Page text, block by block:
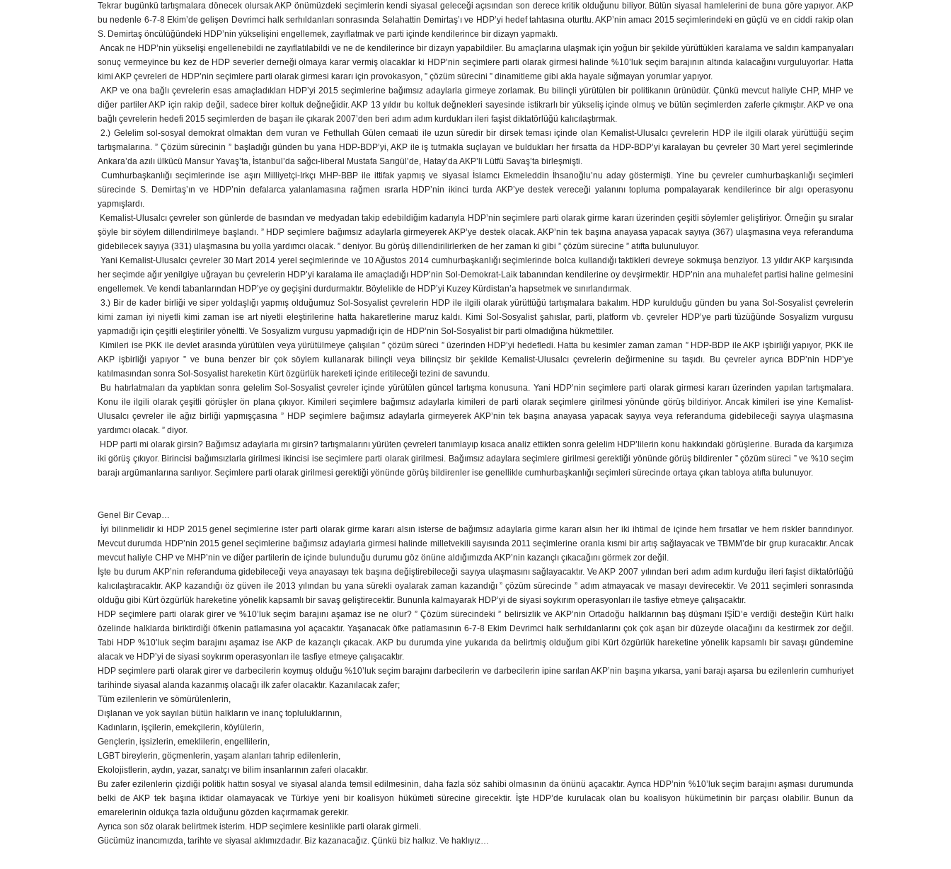
Tekrar bugünkü tartışmalara dönecek olursak AKP önümüzdeki seçimlerin kendi siyasal geleceği açısından son derece kritik olduğunu biliyor. Bütün siyasal hamlelerini de buna göre yapıyor. AKP
bu nedenle 6-7-8 Ekim’de gelişen Devrimci halk serhıldanları sonrasında Selahattin Demirtaş’ı ve HDP’yi hedef tahtasına oturttu. AKP’nin amacı 2015 seçimlerindeki en güçlü ve en ciddi rakip olan
S. Demirtaş öncülüğündeki HDP’nin yükselişini engellemek, zayıflatmak ve parti içinde kendilerince bir dizayn yapmaktı.
Ancak ne HDP’nin yükselişi engellenebildi ne zayıflatılabildi ve ne de kendilerince bir dizayn yapabildiler. Bu amaçlarına ulaşmak için yoğun bir şekilde yürüttükleri karalama ve saldırı kampanyaları
sonuç vermeyince bu kez de HDP severler derneği olmaya karar vermiş olacaklar ki HDP’nin seçimlere parti olarak girmesi halinde %10’luk seçim barajının altında kalacağını vurguluyorlar. Hatta
kimi AKP çevreleri de HDP’nin seçimlere parti olarak girmesi kararı için provokasyon, ” çözüm sürecini ” dinamitleme gibi akla hayale sığmayan yorumlar yapıyor.
AKP ve ona bağlı çevrelerin esas amaçladıkları HDP’yi 2015 seçimlerine bağımsız adaylarla girmeye zorlamak. Bu bilinçli yürütülen bir politikanın ürünüdür. Çünkü mevcut haliyle CHP, MHP ve
diğer partiler AKP için rakip değil, sadece birer koltuk değneğidir. AKP 13 yıldır bu koltuk değnekleri sayesinde istikrarlı bir yükseliş içinde olmuş ve bütün seçimlerden zaferle çıkmıştır. AKP ve ona
bağlı çevrelerin hedefi 2015 seçimlerden de başarı ile çıkarak 2007’den beri adım adım kurdukları ileri faşist diktatörlüğü kalıcılaştırmak.
2.) Gelelim sol-sosyal demokrat olmaktan dem vuran ve Fethullah Gülen cemaati ile uzun süredir bir dirsek teması içinde olan Kemalist-Ulusalcı çevrelerin HDP ile ilgili olarak yürüttüğü seçim
tartışmalarına. ” Çözüm sürecinin ” başladığı günden bu yana HDP-BDP’yi, AKP ile iş tutmakla suçlayan ve buldukları her fırsatta da HDP-BDP’yi karalayan bu çevreler 30 Mart yerel seçimlerinde
Ankara’da azılı ülkücü Mansur Yavaş’ta, İstanbul’da sağcı-liberal Mustafa Sarıgül’de, Hatay’da AKP’li Lütfü Savaş’ta birleşmişti.
Cumhurbaşkanlığı seçimlerinde ise aşırı Milliyetçi-Irkçı MHP-BBP ile ittifak yapmış ve siyasal İslamcı Ekmeleddin İhsanoğlu’nu aday göstermişti. Yine bu çevreler cumhurbaşkanlığı seçimleri
sürecinde S. Demirtaş’ın ve HDP’nin defalarca yalanlamasına rağmen ısrarla HDP’nin ikinci turda AKP’ye destek vereceği yalanını topluma pompalayarak kendilerince bir algı operasyonu
yapmışlardı.
Kemalist-Ulusalcı çevreler son günlerde de basından ve medyadan takip edebildiğim kadarıyla HDP’nin seçimlere parti olarak girme kararı üzerinden çeşitli söylemler geliştiriyor. Örneğin şu sıralar
şöyle bir söylem dillendirilmeye başlandı. ” HDP seçimlere bağımsız adaylarla girmeyerek AKP’ye destek olacak. AKP’nin tek başına anayasa yapacak sayıya (367) ulaşmasına veya referanduma
gidebilecek sayıya (331) ulaşmasına bu yolla yardımcı olacak. ” deniyor. Bu görüş dillendirilirlerken de her zaman ki gibi ” çözüm sürecine ” atıfta bulunuluyor.
Yani Kemalist-Ulusalcı çevreler 30 Mart 2014 yerel seçimlerinde ve 10 Ağustos 2014 cumhurbaşkanlığı seçimlerinde bolca kullandığı taktikleri devreye sokmuşa benziyor. 13 yıldır AKP karşısında
her seçimde ağır yenilgiye uğrayan bu çevrelerin HDP’yi karalama ile amaçladığı HDP’nin Sol-Demokrat-Laik tabanından kendilerine oy devşirmektir. HDP’nin ana muhalefet partisi haline gelmesini
engellemek. Ve kendi tabanlarından HDP’ye oy geçişini durdurmaktır. Böylelikle de HDP’yi Kuzey Kürdistan’a hapsetmek ve sınırlandırmak.
3.) Bir de kader birliği ve siper yoldaşlığı yapmış olduğumuz Sol-Sosyalist çevrelerin HDP ile ilgili olarak yürüttüğü tartışmalara bakalım. HDP kurulduğu günden bu yana Sol-Sosyalist çevrelerin
kimi zaman iyi niyetli kimi zaman ise art niyetli eleştirilerine hatta hakaretlerine maruz kaldı. Kimi Sol-Sosyalist şahıslar, parti, platform vb. çevreler HDP’ye parti tüzüğünde Sosyalizm vurgusu
yapmadığı için çeşitli eleştiriler yöneltti. Ve Sosyalizm vurgusu yapmadığı için de HDP’nin Sol-Sosyalist bir parti olmadığına hükmettiler.
Kimileri ise PKK ile devlet arasında yürütülen veya yürütülmeye çalışılan ” çözüm süreci ” üzerinden HDP’yi hedefledi. Hatta bu kesimler zaman zaman ” HDP-BDP ile AKP işbirliği yapıyor, PKK ile
AKP işbirliği yapıyor ” ve buna benzer bir çok söylem kullanarak bilinçli veya bilinçsiz bir şekilde Kemalist-Ulusalcı çevrelerin değirmenine su taşıdı. Bu çevreler ayrıca BDP’nin HDP’ye
katılmasından sonra Sol-Sosyalist hareketin Kürt özgürlük hareketi içinde eritileceği tezini de savundu.
Bu hatırlatmaları da yaptıktan sonra gelelim Sol-Sosyalist çevreler içinde yürütülen güncel tartışma konusuna. Yani HDP’nin seçimlere parti olarak girmesi kararı üzerinden yapılan tartışmalara.
Konu ile ilgili olarak çeşitli görüşler ön plana çıkıyor. Kimileri seçimlere bağımsız adaylarla kimileri de parti olarak seçimlere girilmesi yönünde görüş bildiriyor. Ancak kimileri ise yine Kemalist-
Ulusalcı çevreler ile ağız birliği yapmışçasına ” HDP seçimlere bağımsız adaylarla girmeyerek AKP’nin tek başına anayasa yapacak sayıya veya referanduma gidebileceği sayıya ulaşmasına
yardımcı olacak. ” diyor.
HDP parti mi olarak girsin? Bağımsız adaylarla mı girsin? tartışmalarını yürüten çevreleri tanımlayıp kısaca analiz ettikten sonra gelelim HDP’lilerin konu hakkındaki görüşlerine. Burada da karşımıza
iki görüş çıkıyor. Birincisi bağımsızlarla girilmesi ikincisi ise seçimlere parti olarak girilmesi. Bağımsız adaylara seçimlere girilmesi gerektiği yönünde görüş bildirenler ” çözüm süreci ” ve %10 seçim
barajı argümanlarına sarılıyor. Seçimlere parti olarak girilmesi gerektiği yönünde görüş bildirenler ise genellikle cumhurbaşkanlığı seçimleri sürecinde ortaya çıkan tabloya atıfta bulunuyor.
Genel Bir Cevap…
İyi bilinmelidir ki HDP 2015 genel seçimlerine ister parti olarak girme kararı alsın isterse de bağımsız adaylarla girme kararı alsın her iki ihtimal de içinde hem fırsatlar ve hem riskler barındırıyor.
Mevcut durumda HDP’nin 2015 genel seçimlerine bağımsız adaylarla girmesi halinde milletvekili sayısında 2011 seçimlerine oranla kısmi bir artış sağlayacak ve TBMM’de bir grup kuracaktır. Ancak
mevcut haliyle CHP ve MHP’nin ve diğer partilerin de içinde bulunduğu durumu göz önüne aldığımızda AKP’nin kazançlı çıkacağını görmek zor değil.
İşte bu durum AKP’nin referanduma gidebileceği veya anayasayı tek başına değiştirebileceği sayıya ulaşmasını sağlayacaktır. Ve AKP 2007 yılından beri adım adım kurduğu ileri faşist diktatörlüğü
kalıcılaştıracaktır. AKP kazandığı öz güven ile 2013 yılından bu yana sürekli oyalarak zaman kazandığı ” çözüm sürecinde ” adım atmayacak ve masayı devirecektir. Ve 2011 seçimleri sonrasında
olduğu gibi Kürt özgürlük hareketine yönelik kapsamlı bir savaş geliştirecektir. Bununla kalmayarak HDP’yi de siyasi soykırım operasyonları ile tasfiye etmeye çalışacaktır.
HDP seçimlere parti olarak girer ve %10’luk seçim barajını aşamaz ise ne olur? ” Çözüm sürecindeki ” belirsizlik ve AKP’nin Ortadoğu halklarının baş düşmanı IŞİD’e verdiği desteğin Kürt halkı
özelinde halklarda biriktirdiği öfkenin patlamasına yol açacaktır. Yaşanacak öfke patlamasının 6-7-8 Ekim Devrimci halk serhıldanlarını çok çok aşan bir düzeyde olacağını da kestirmek zor değil.
Tabi HDP %10’luk seçim barajını aşamaz ise AKP de kazançlı çıkacak. AKP bu durumda yine yukarıda da belirtmiş olduğum gibi Kürt özgürlük hareketine yönelik kapsamlı bir savaşı gündemine
alacak ve HDP’yi de siyasi soykırım operasyonları ile tasfiye etmeye çalışacaktır.
HDP seçimlere parti olarak girer ve darbecilerin koymuş olduğu %10’luk seçim barajını darbecilerin ve darbecilerin ipine sarılan AKP’nin başına yıkarsa, yani barajı aşarsa bu ezilenlerin cumhuriyet
tarihinde siyasal alanda kazanmış olacağı ilk zafer olacaktır. Kazanılacak zafer;
Tüm ezilenlerin ve sömürülenlerin,
Dışlanan ve yok sayılan bütün halkların ve inanç topluluklarının,
Kadınların, işçilerin, emekçilerin, köylülerin,
Gençlerin, işsizlerin, emeklilerin, engellilerin,
LGBT bireylerin, göçmenlerin, yaşam alanları tahrip edilenlerin,
Ekolojistlerin, aydın, yazar, sanatçı ve bilim insanlarının zaferi olacaktır.
Bu zafer ezilenlerin çizdiği politik hattın sosyal ve siyasal alanda temsil edilmesinin, daha fazla söz sahibi olmasının da önünü açacaktır. Ayrıca HDP’nin %10’luk seçim barajını aşması durumunda
belki de AKP tek başına iktidar olamayacak ve Türkiye yeni bir koalisyon hükümeti sürecine girecektir. İşte HDP’de kurulacak olan bu koalisyon hükümetinin bir parçası olabilir. Bunun da
emarelerinin oldukça fazla olduğunu gözden kaçırmamak gerekir.
Ayrıca son söz olarak belirtmek isterim. HDP seçimlere kesinlikle parti olarak girmeli.
Gücümüz inancımızda, tarihte ve siyasal aklımızdadır. Biz kazanacağız. Çünkü biz halkız. Ve haklıyız…